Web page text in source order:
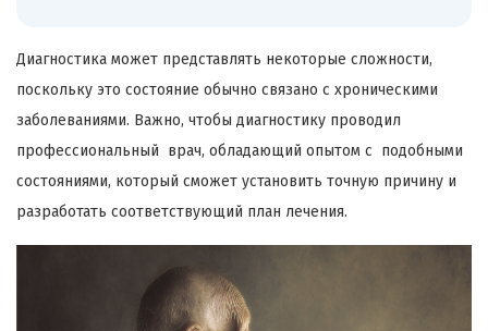
Диагностика может представлять некоторые сложности,
поскольку это состояние обычно связано с хроническими
заболеваниями. Важно, чтобы диагностику проводил
профессиональный врач, обладающий опытом с подобными
состояниями, который сможет установить точную причину и
разработать соответствующий план лечения.